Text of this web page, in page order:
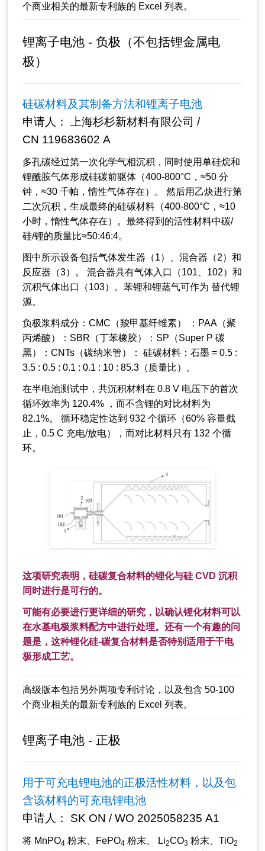
个商业相关的最新专利族的 Excel 列表。
锂离子电池 - 负极（不包括锂金属电
极）
硅碳材料及其制备方法和锂离子电池
申请人： 上海杉杉新材料有限公司 /
CN 119683602 A
多孔碳经过第一次化学气相沉积，同时使用单硅烷和
锂酰胺气体形成硅碳前驱体（400-800°C，≈50 分
钟，≈30 千帕，惰性气体存在）。 然后用乙炔进行第
二次沉积，生成最终的硅碳材料（400-800°C，≈10
小时，惰性气体存在）。最终得到的活性材料中碳/
硅/锂的质量比≈50:46:4。
图中所示设备包括气体发生器（1）、混合器（2）和
反应器（3）。 混合器具有气体入口（101、102）和
沉积气体出口（103）。苯锂和锂蒸气可作为 替代锂
源。
负极浆料成分：CMC（羧甲基纤维素） ：PAA（聚
丙烯酸）：SBR（丁苯橡胶）：SP（Super P 碳
黑）：CNTs（碳纳米管）： 硅碳材料：石墨 = 0.5 :
3.5 : 0.5 : 0.1 : 0.1 : 10 : 85.3（质量比）。
在半电池测试中，共沉积材料在 0.8 V 电压下的首次
循环效率为 120.4% ，而不含锂的对比材料为
82.1%。 循环稳定性达到 932 个循环（60% 容量截
止，0.5 C 充电/放电），而对比材料只有 132 个循
环。
这项研究表明，硅碳复合材料的锂化与硅 CVD 沉积
同时进行是可行的。
可能有必要进行更详细的研究，以确认锂化材料可以
在水基电极浆料配方中进行处理。还有一个有趣的问
题是，这种锂化硅-碳复合材料是否特别适用于干电
极形成工艺。
高级版本包括另外两项专利讨论，以及包含 50-100
个商业相关的最新专利族的 Excel 列表。
锂离子电池 - 正极
用于可充电锂电池的正极活性材料，以及包
含该材料的可充电锂电池
申请人： SK ON / WO 2025058235 A1
将 MnPO4 粉末、FePO4 粉末、 Li2CO3 粉末、TiO2